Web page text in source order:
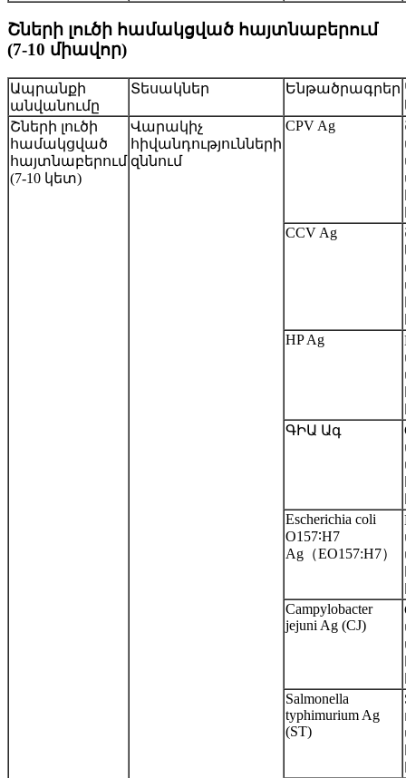
Շների լուծի համակցված հայտնաբերում
(7-10 միավոր)
Ապրանքի
անվանումը
Տեսակներ Ենթածրագրեր
Շների լուծի
համակցված
հայտնաբերում
(7-10 կետ)
Վարակիչ
հիվանդությունների
զննում
CPV Ag
CCV Ag
HP Ag
ԳԻԱ Ագ
Escherichia coli
O157∶H7
Ag（EO157:H7）
Campylobacter
jejuni Ag (CJ)
Salmonella
typhimurium Ag
(ST)